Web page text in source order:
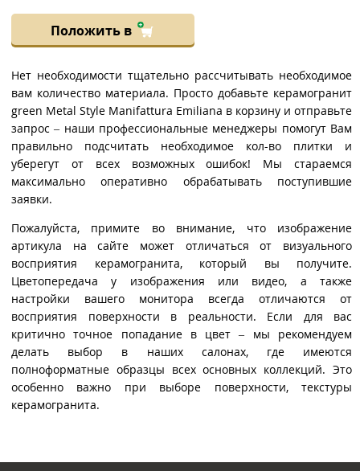
Положить в
Нет необходимости тщательно рассчитывать необходимое
вам количество материала. Просто добавьте керамогранит
green Metal Style Manifattura Emiliana в корзину и отправьте
запрос – наши профессиональные менеджеры помогут Вам
правильно подсчитать необходимое кол-во плитки и
уберегут от всех возможных ошибок! Мы стараемся
максимально оперативно обрабатывать поступившие
заявки.
Пожалуйста, примите во внимание, что изображение
артикула на сайте может отличаться от визуального
восприятия керамогранита, который вы получите.
Цветопередача у изображения или видео, а также
настройки вашего монитора всегда отличаются от
восприятия поверхности в реальности. Если для вас
критично точное попадание в цвет – мы рекомендуем
делать выбор в наших салонах, где имеются
полноформатные образцы всех основных коллекций. Это
особенно важно при выборе поверхности, текстуры
керамогранита.